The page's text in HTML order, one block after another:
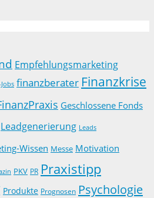
Empfehlungsmarketing
finanzberater Finanzkrise
Geschlossene Fonds
Leadgenerierung Leads
Wissen Messe Motivation
PKV PR Praxistipp
Produkte Prognosen Psychologie